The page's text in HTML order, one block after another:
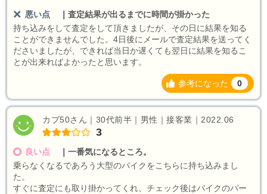
悪い点
査定結果が出るまでに時間が掛かった
持ち込みをして査定をして頂きましたが、その日に結果を知る
ことができませんでした。4日後にメールで査定結果を送ってく
ださいましたが、できれば当日か遅くても翌日に結果を知るこ
とが出来ればよかったと思います。
参考になった 0
カブ50さん｜30代前半｜男性｜接客業｜2022.06
3
良い点
一番気になるところ。
乗らなくなるであろう大型のバイクをこちらに持ち込みまし
た。
すぐに査定にも取り掛かってくれ、チェック後はバイクのパー